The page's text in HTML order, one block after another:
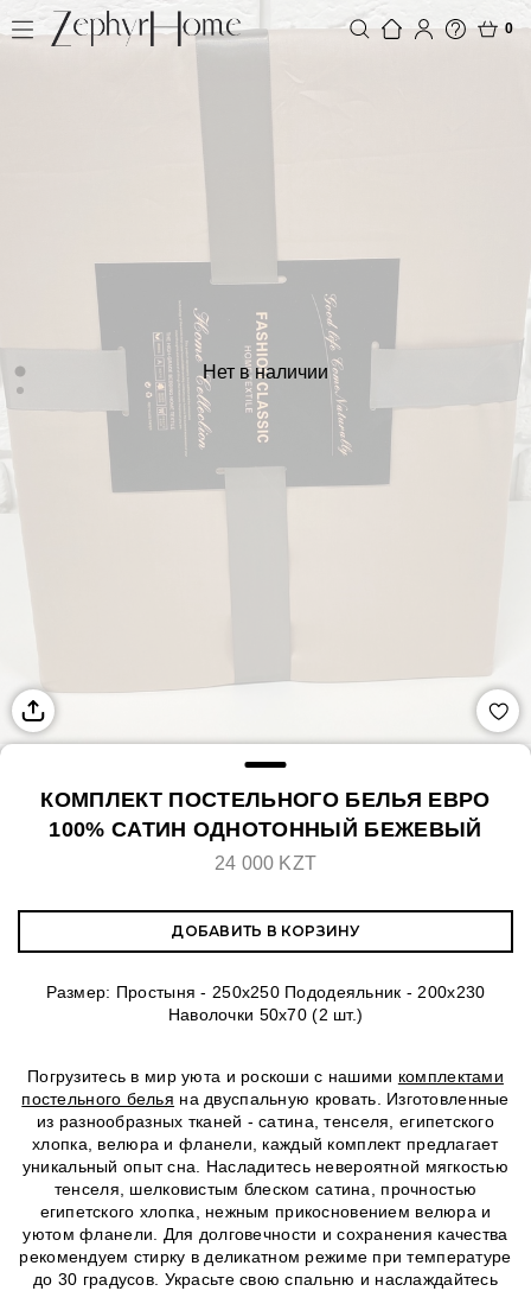
0
Нет в наличии
КОМПЛЕКТ ПОСТЕЛЬНОГО БЕЛЬЯ ЕВРО
100% САТИН ОДНОТОННЫЙ БЕЖЕВЫЙ
24 000 KZT
ДОБАВИТЬ В КОРЗИНУ
Размер: Простыня - 250х250 Пододеяльник - 200х230
Наволочки 50х70 (2 шт.)
Погрузитесь в мир уюта и роскоши с нашими комплектами
постельного белья на двуспальную кровать. Изготовленные
из разнообразных тканей - сатина, тенселя, египетского
хлопка, велюра и фланели, каждый комплект предлагает
уникальный опыт сна. Насладитесь невероятной мягкостью
тенселя, шелковистым блеском сатина, прочностью
египетского хлопка, нежным прикосновением велюра и
уютом фланели. Для долговечности и сохранения качества
рекомендуем стирку в деликатном режиме при температуре
до 30 градусов. Украсьте свою спальню и наслаждайтесь